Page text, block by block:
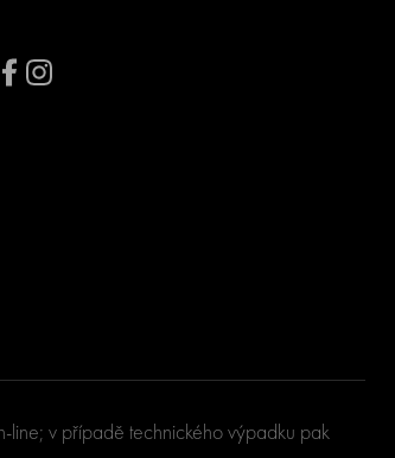
line; v případě technického výpadku pak